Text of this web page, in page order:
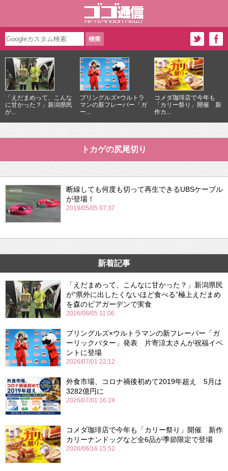
「えだまめって、こんな
に甘かった？」新潟県民
が...
プリングルズ×ウルトラ
マンの新フレーバー「ガ
ー...
コメダ珈琲店で今年も
「カリー祭り」開催 新
作カ...
トカゲの尻尾切り
断線しても何度も切って再生できるUBSケーブル
が登場！
2019/05/05 07:37
新着記事
「えだまめって、こんなに甘かった？」新潟県民
が“県外に出したくないほど食べる”極上えだまめ
を森のビアガーデンで実食
2026/08/05 11:06
プリングルズ×ウルトラマンの新フレーバー「ガ
ーリックバター」発表 片寄涼太さんが祝福イベ
ントに登場
2026/07/01 22:12
外食市場、コロナ禍後初めて2019年超え 5月は
3282億円に
2026/07/01 16:24
コメダ珈琲店で今年も「カリー祭り」開催 新作
カリーナンドッグなど全6品が季節限定で登場
2026/06/16 15:52